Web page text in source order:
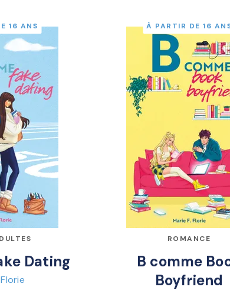
16 ANS
Dating
À PARTIR DE 16
ROMANCE
B comme
Boyfriend